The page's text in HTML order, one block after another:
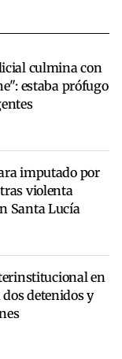
culmina con
estaba prófugo
imputado por
violenta
Santa Lucía
en
detenidos y